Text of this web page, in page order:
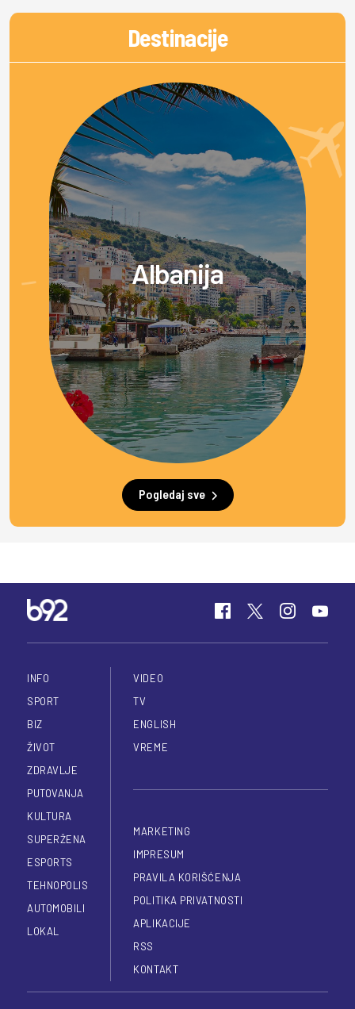
Destinacije
Albanija
Pogledaj sve
INFO
SPORT
BIZ
ŽIVOT
ZDRAVLJE
PUTOVANJA
KULTURA
SUPERŽENA
ESPORTS
TEHNOPOLIS
AUTOMOBILI
LOKAL
VIDEO
TV
ENGLISH
VREME
MARKETING
IMPRESUM
PRAVILA KORIŠĆENJA
POLITIKA PRIVATNOSTI
APLIKACIJE
RSS
KONTAKT